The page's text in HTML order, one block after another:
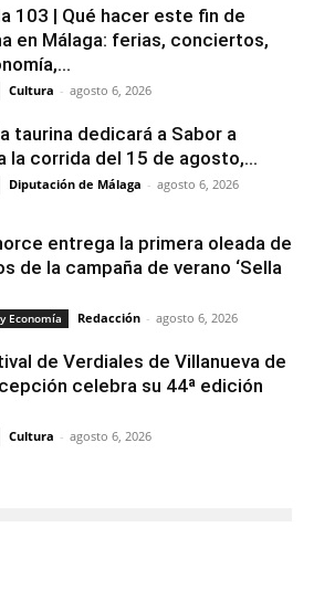
103 | Qué hacer este fin de
en Málaga: ferias, conciertos,
Cultura - agosto 6, 2026
taurina dedicará a Sabor a
la corrida del 15 de agosto,...
Diputación de Málaga - agosto 6, 2026
entrega la primera oleada de
de la campaña de verano ‘Sella
Economía Redacción - agosto 6, 2026
de Verdiales de Villanueva de
celebra su 44ª edición
Cultura - agosto 6, 2026